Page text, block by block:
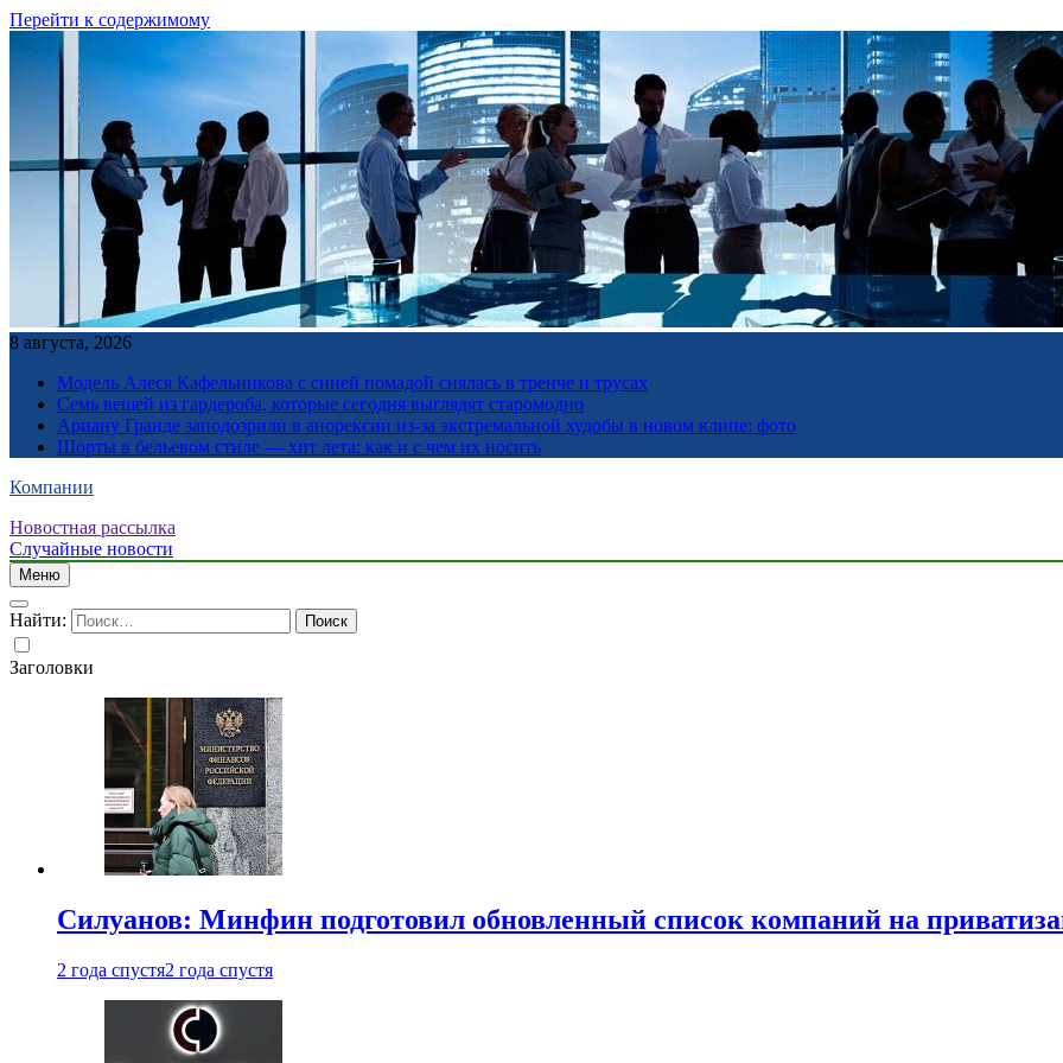
Перейти к содержимому
8 августа, 2026
Модель Алеся Кафельникова с синей помадой снялась в тренче и трусах
Семь вещей из гардероба, которые сегодня выглядят старомодно
Ариану Гранде заподозрили в анорексии из-за экстремальной худобы в новом клипе: фото
Шорты в бельевом стиле — хит лета: как и с чем их носить
Компании
Новостная рассылка
Случайные новости
Меню
Найти:
Заголовки
Силуанов: Минфин подготовил обновленный список компаний на
2 года спустя2 года спустя